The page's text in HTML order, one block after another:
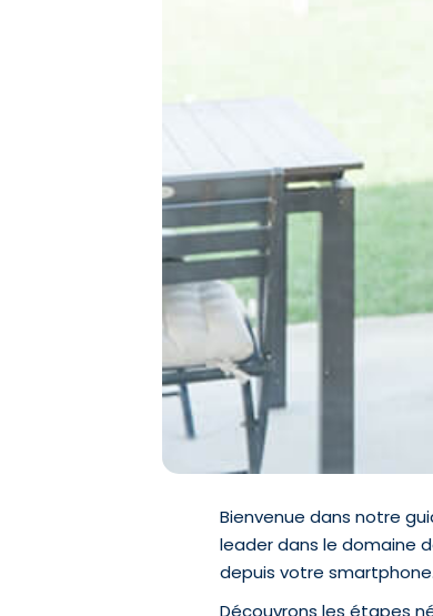
Bienvenue dans notre
leader dans le domaine
depuis votre smartphone.
Découvrons les étapes